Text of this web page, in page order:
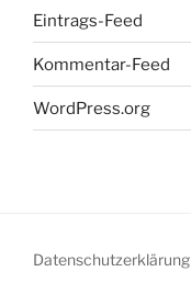
Eintrags-Feed
Kommentar-Feed
WordPress.org
Datenschutzerklärung